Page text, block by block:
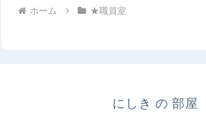
ホーム ★職員室
にしき の 部屋